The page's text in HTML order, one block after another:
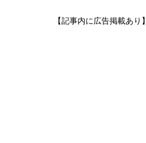
【記事内に広告掲載あり】